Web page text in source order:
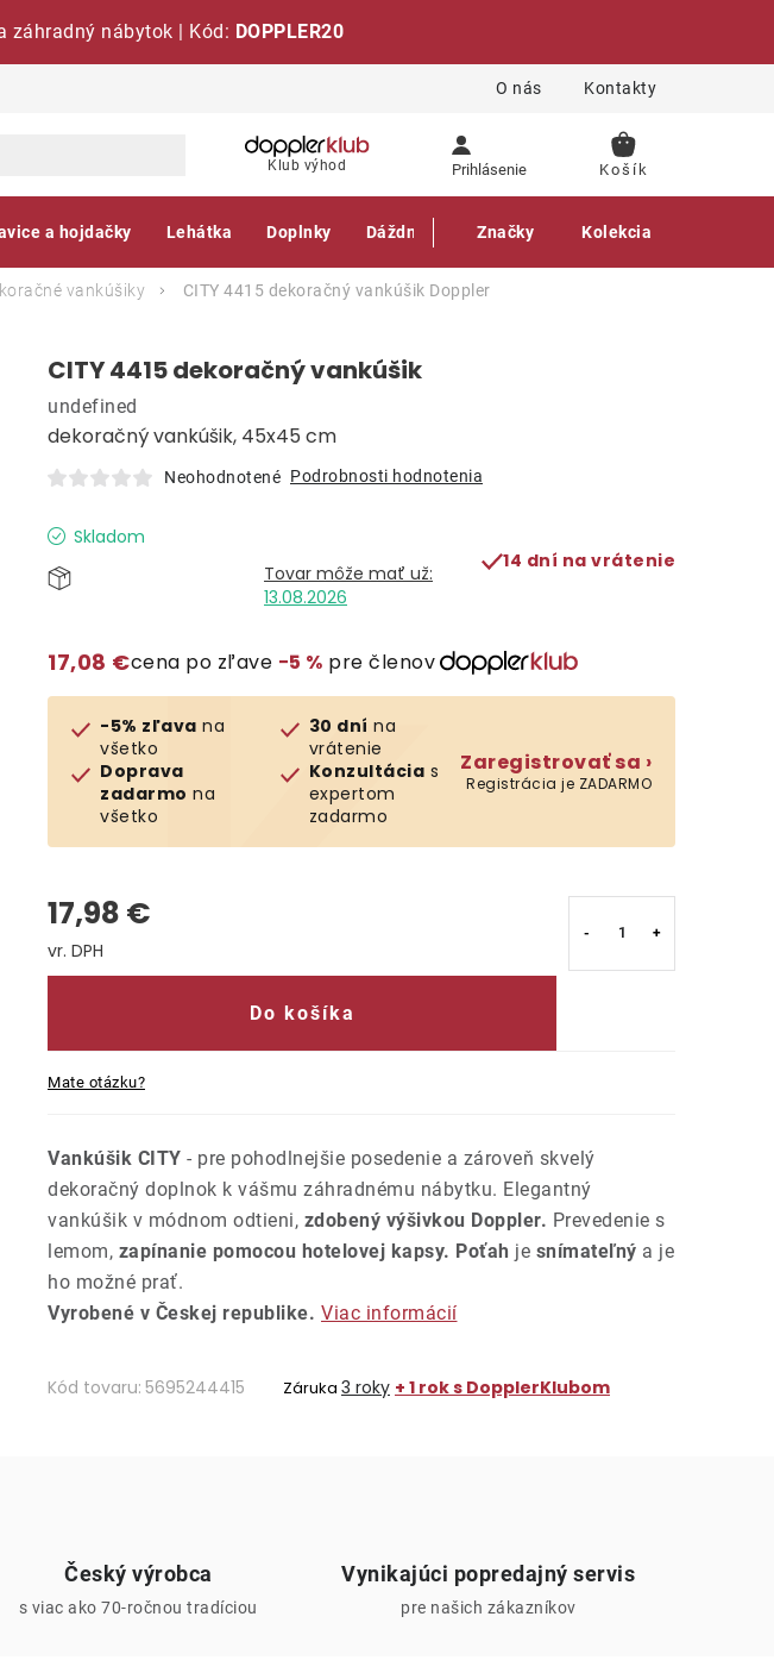
záhradný nábytok | Kód: DOPPLER20
O nás Kontakty
Klub výhod Prihlásenie
NÁKUPNÝ
a hojdačky Lehátka Doplnky Dáždniky Gastro produkty
Značky Kolekcia
vankúšiky CITY 4415 dekoračný vankúšik Doppler
CITY 4415 dekoračný vankúšik
dekoračný vankúšik, 45x45 cm
undefined
Neohodnotené Podrobnosti hodnotenia
Skladom
13.08.2026
14 dní na vrátenie
17,08 €cena po zľave −5 % pre členov
-5% zľava na
všetko
Doprava
zadarmo na
všetko
30 dní na
vrátenie
Konzultácia s
expertom
zadarmo
Zaregistrovať sa ›
Registrácia je ZADARMO
17,98 €
Jednotková cena:
Do košíka
Mate otázku?
Vankúšik CITY - pre pohodlnejšie posedenie a zároveň skvelý
dekoračný doplnok k vášmu záhradnému nábytku. Elegantný
vankúšik v módnom odtieni, zdobený výšivkou Doppler. Prevedenie s
lemom, zapínanie pomocou hotelovej kapsy. Poťah je snímateľný a je
ho možné prať.
Vyrobené v Českej republike. Viac informácií
Kód tovaru: 5695244415 Záruka 3 roky + 1 rok s DopplerKlubom
Český výrobca
s viac ako 70-ročnou tradíciou
Vynikajúci popredajný servis
pre našich zákazníkov